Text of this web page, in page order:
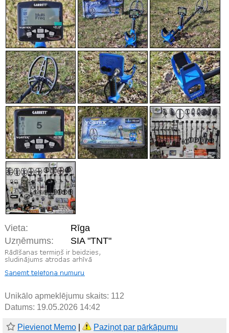
Vieta:
Rīga
Uzņēmums:
SIA "TNT"
Unikālo apmeklējumu skaits: 112
Datums: 19.05.2026 14:42
Pievienot Memo Paziņot par pārkāpumu